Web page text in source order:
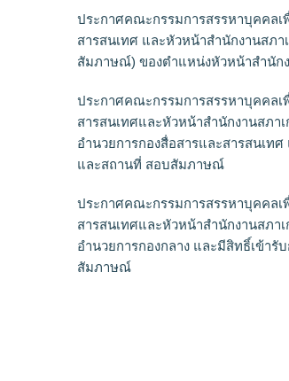
ประกาศคณะกรรมการสรรหาบุคคลเ
สารสนเทศ และหัวหน้าสำนักงานสภ
สัมภาษณ์) ของตำแหน่งหัวหน้าสำนัก
ประกาศคณะกรรมการสรรหาบุคคลเ
สารสนเทศและหัวหน้าสำนักงานสภา
อำนวยการกองสื่อสารและสารสนเท
และสถานที่ สอบสัมภาษณ์
ประกาศคณะกรรมการสรรหาบุคคลเ
สารสนเทศและหัวหน้าสำนักงานสภา
อำนวยการกองกลาง และมีสิทธิ์เข้า
สัมภาษณ์